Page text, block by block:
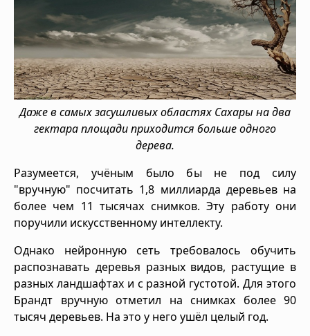
Даже в самых засушливых областях Сахары на два
гектара площади приходится больше одного
дерева.
Разумеется, учёным было бы не под силу
"вручную" посчитать 1,8 миллиарда деревьев на
более чем 11 тысячах снимков. Эту работу они
поручили искусственному интеллекту.
Однако нейронную сеть требовалось обучить
распознавать деревья разных видов, растущие в
разных ландшафтах и с разной густотой. Для этого
Брандт вручную отметил на снимках более 90
тысяч деревьев. На это у него ушёл целый год.